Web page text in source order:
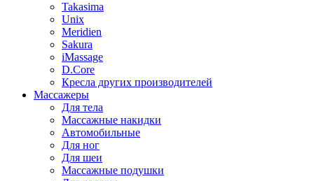
Takasima
Unix
Meridien
Sakura
iMassage
D.Core
Кресла других производителей
Массажеры
Для тела
Массажные накидки
Автомобильные
Для ног
Для шеи
Массажные подушки